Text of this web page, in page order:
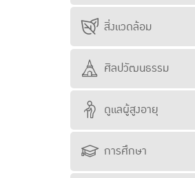
สิ่งแวดล้อม
ศิลปวัฒนธรรม
ดูแลผู้สูงอายุ
การศึกษา